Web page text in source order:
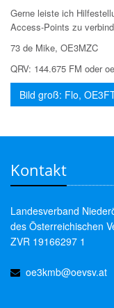
Gerne leiste ich
Access-Points zu
73 de Mike, OE3MZC
QRV: 144.675 FM oder
Bild groß: Flo,
Kontakt
Landesverband
des Österreichischen
ZVR 19166297 1
oe3kmb@oevsv.at